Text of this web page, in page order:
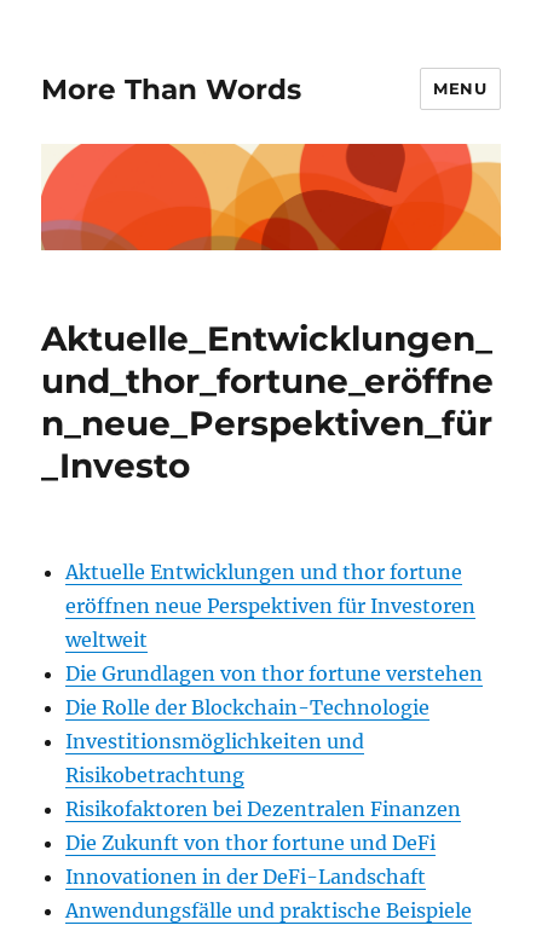
More Than Words MENU
Aktuelle_Entwicklungen_
und_thor_fortune_eröffne
n_neue_Perspektiven_für
_Investo
Aktuelle Entwicklungen und thor fortune
eröffnen neue Perspektiven für Investoren
weltweit
Die Grundlagen von thor fortune verstehen
Die Rolle der Blockchain-Technologie
Investitionsmöglichkeiten und
Risikobetrachtung
Risikofaktoren bei Dezentralen Finanzen
Die Zukunft von thor fortune und DeFi
Innovationen in der DeFi-Landschaft
Anwendungsfälle und praktische Beispiele